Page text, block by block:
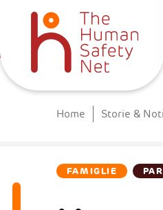
Home Storie &
FAMIGLIE